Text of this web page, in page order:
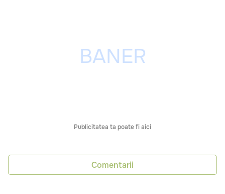
Publicitatea ta poate fi aici
Comentarii